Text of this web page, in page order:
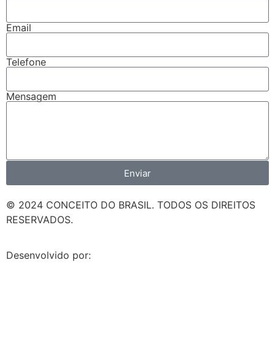
Email
Telefone
Mensagem
Enviar
© 2024 CONCEITO DO BRASIL. TODOS OS DIREITOS
RESERVADOS.
Desenvolvido por: